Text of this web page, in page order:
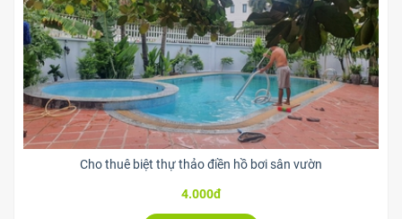
Cho thuê biệt thự thảo điền hồ bơi sân vườn
4.000đ